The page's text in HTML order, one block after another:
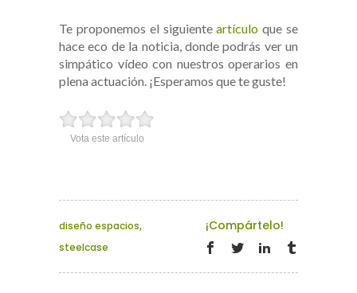
Te proponemos el siguienteartículo que se
hace eco de la noticia, donde podrás ver un
simpático vídeo con nuestros operarios en
plena actuación. ¡Esperamos que te guste!
Vota este artículo
diseño espacios,
steelcase
¡Compártelo!